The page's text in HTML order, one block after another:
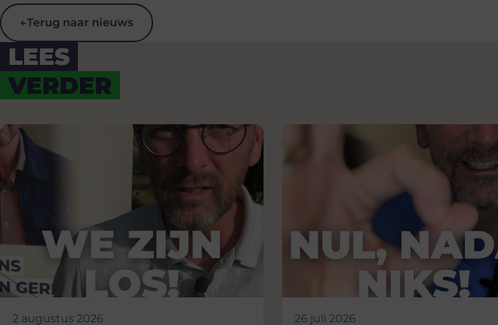
←Terug naar nieuws
LEES
VERDER
2 augustus 2026 26 juli 2026